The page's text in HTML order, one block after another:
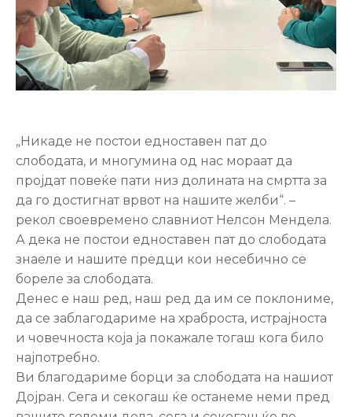
Услуги
Финансии
Настани
„Никаде не постои едноставен пат до
слободата, и многумина од нас мораат да
пројдат повеќе пати низ долината на смртта за
да го достигнат врвот на нашите желби“. –
рекол своевремено славниот Нелсон Мендела.
А дека не постои едноставен пат до слободата
знаеле и нашите предци кои несебично се
бореле за слободата.
Денес е наш ред, наш ред да им се поклониме,
да се заблагодариме на храброста, истрајноста
и човечноста која ја покажале тогаш кога било
најпотребно.
Ви благодариме борци за слободата на нашиот
Дојран. Сега и секогаш ќе останеме неми пред